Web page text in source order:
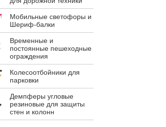
Мобильные светофоры и
Шериф-балки
Временные и
постоянные пешеходные
ограждения
Колесоотбойники для
парковки
Демпферы угловые
резиновые для защиты
стен и колонн